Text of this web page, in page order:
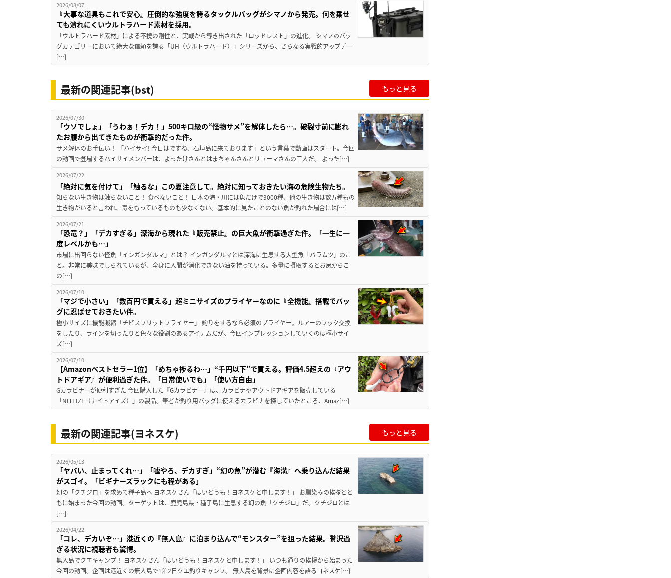
2026/08/07
『大事な道具もこれで安心』圧倒的な強度を誇るタックルバッグがシマノから発売。何を乗せ
ても潰れにくいウルトラハード素材を採用。
「ウルトラハード素材」による不撓の剛性と、実戦から導き出された「ロッドレスト」の進化。 シマノのバッ
グカテゴリーにおいて絶大な信頼を誇る「UH（ウルトラハード）」シリーズから、さらなる実戦的アップデー
[…]
最新の関連記事(bst) もっと見る
2026/07/30
「ウソでしょ」「うわぁ！デカ！」500キロ級の“怪物サメ”を解体したら…。破裂寸前に膨れ
たお腹から出てきたものが衝撃的だった件。
サメ解体のお手伝い！ 「ハイサイ! 今日はですね、石垣島に来ております」という言葉で動画はスタート。今回
の動画で登場するハイサイメンバーは、よったけさんとはまちゃんさんとリューマさんの三人だ。 よった[…]
2026/07/22
「絶対に気を付けて」「触るな」この夏注意して。絶対に知っておきたい海の危険生物たち。
知らない生き物は触らないこと！ 食べないこと！ 日本の海・川には魚だけで3000種、他の生き物は数万種もの
生き物がいると言われ、毒をもっているものも少なくない。基本的に見たことのない魚が釣れた場合には[…]
2026/07/21
「恐竜？」「デカすぎる」深海から現れた『販売禁止』の巨大魚が衝撃過ぎた件。「一生に一
度レベルかも…」
市場に出回らない怪魚「インガンダルマ」とは？ インガンダルマとは深海に生息する大型魚「バラムツ」のこ
と。非常に美味でしられているが、全身に人間が消化できない油を持っている。多量に摂取するとお尻からこ
の[…]
2026/07/10
「マジで小さい」「数百円で買える」超ミニサイズのプライヤーなのに『全機能』搭載でバッ
グに忍ばせておきたい件。
極小サイズに機能凝縮「チビスプリットプライヤー」 釣りをするなら必須のプライヤー。ルアーのフック交換
をしたり、ラインを切ったりと色々な役割のあるアイテムだが、今回インプレッションしていくのは極小サイ
ズ[…]
2026/07/10
【Amazonベストセラー1位】「めちゃ捗るわ…」“千円以下”で買える。評価4.5超えの『アウ
トドアギア』が便利過ぎた件。「日常使いでも」「使い方自由」
Gカラビナーが便利すぎた 今回購入した『Gカラビナー』は、カラビナやアウトドアギアを販売している
「NITEIZE（ナイトアイズ）」の製品。筆者が釣り用バッグに使えるカラビナを探していたところ、Amaz[…]
最新の関連記事(ヨネスケ) もっと見る
2026/05/13
「ヤバい、止まってくれ…」「嘘やろ、デカすぎ」“幻の魚”が潜む『海溝』へ乗り込んだ結果
がスゴイ。「ビギナーズラックにも程がある」
幻の「クチジロ」を求めて種子島へ ヨネスケさん「はいどうも！ヨネスケと申します！」 お馴染みの挨拶とと
もに始まった今回の動画。ターゲットは、鹿児島県・種子島に生息する幻の魚「クチジロ」だ。クチジロとは
[…]
2026/04/22
「コレ、デカいぞ…」港近くの『無人島』に泊まり込んで“モンスター”を狙った結果。贅沢過
ぎる状況に視聴者も驚愕。
無人島でクエキャンプ！ ヨネスケさん「はいどうも！ヨネスケと申します！」 いつも通りの挨拶から始まった
今回の動画。企画は港近くの無人島で1泊2日クエ釣りキャンプ。 無人島を背景に企画内容を語るヨネスケ[…]